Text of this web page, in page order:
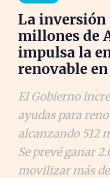
La inversión
millones de
impulsa la
renovable
El Gobierno
ayudas para
alcanzando 512
Se prevé ganar
movilizar más